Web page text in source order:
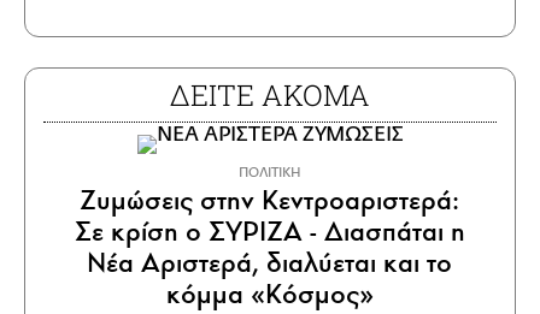
ΔΕΙΤΕ ΑΚΟΜΑ
ΠΟΛΙΤΙΚΗ
Ζυμώσεις στην Κεντροαριστερά:
Σε κρίση ο ΣΥΡΙΖΑ - Διασπάται η
Νέα Αριστερά, διαλύεται και το
κόμμα «Κόσμος»